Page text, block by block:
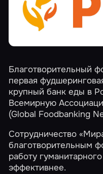
Благотворительный
первая
крупный банк еды в
Всемирную
(Global Foodbanking
Cотрудничество
благотворительным
работу
эффективнее.